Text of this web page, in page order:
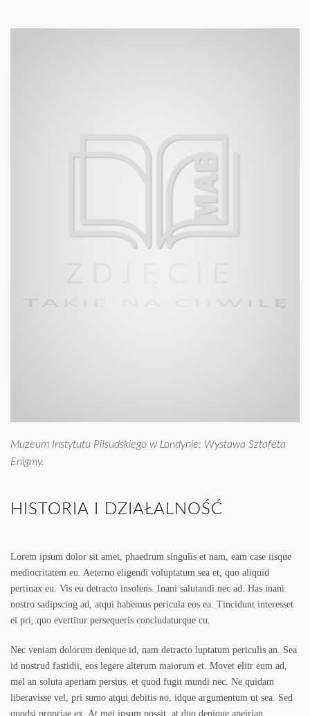
Muzeum Instytutu Piłsudskiego w Londynie: Wystawa Sztafeta
Enigmy.
HISTORIA I DZIAŁALNOŚĆ
Lorem ipsum dolor sit amet, phaedrum singulis et nam, eam case iisque
mediocritatem eu. Aeterno eligendi voluptatum sea et, quo aliquid
pertinax eu. Vis eu detracto insolens. Inani salutandi nec ad. Has inani
nostro sadipscing ad, atqui habemus pericula eos ea. Tincidunt interesset
ei pri, quo evertitur persequeris concludaturque cu.
Nec veniam dolorum denique id, nam detracto luptatum periculis an. Sea
id nostrud fastidii, eos legere alterum maiorum et. Movet elitr eum ad,
mel an soluta aperiam persius, et quod fugit mundi nec. Ne quidam
liberavisse vel, pri sumo atqui debitis no, idque argumentum ut sea. Sed
quodsi propriae ex. At mei ipsum possit, at duo denique apeirian